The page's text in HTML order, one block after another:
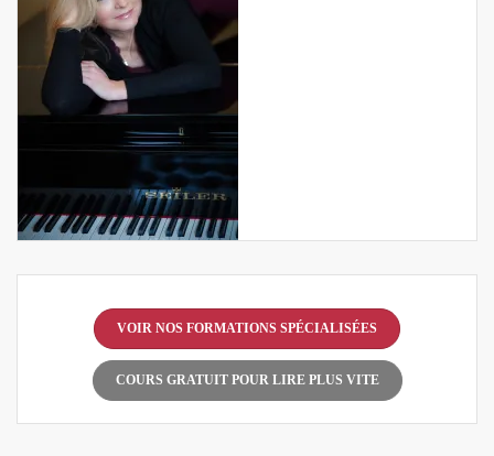
VOIR NOS FORMATIONS SPÉCIALISÉES
COURS GRATUIT POUR LIRE PLUS VITE